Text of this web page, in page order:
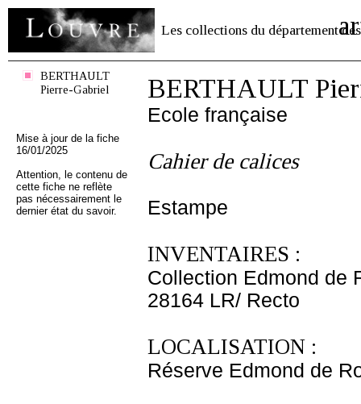
Les collections du département des
BERTHAULT
Pierre-Gabriel
Mise à jour de la fiche
16/01/2025
Attention, le contenu de
cette fiche ne reflète
pas nécessairement le
dernier état du savoir.
BERTHAULT
Ecole française
Cahier de calices
Estampe
INVENTAIRES :
Collection Edmond de
28164 LR/ Recto
LOCALISATION :
Réserve Edmond de